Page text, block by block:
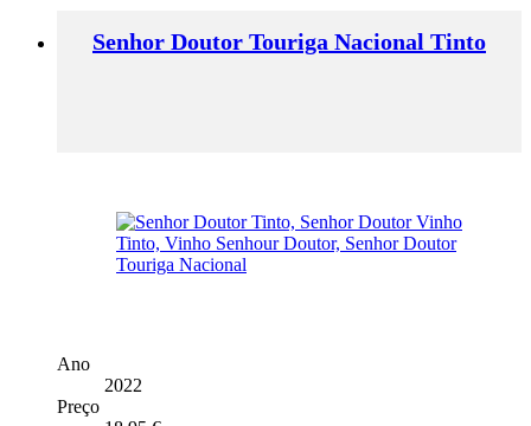
Senhor Doutor Touriga Nacional Tinto
Ano
2022
Preço